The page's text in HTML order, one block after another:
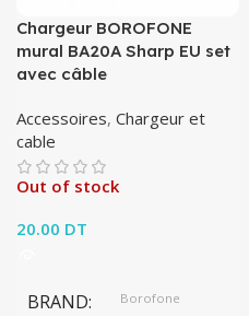
Chargeur BOROFONE
mural BA20A Sharp EU set
avec câble
Accessoires, Chargeur et
cable
Out of stock
20.00 DT
BRAND Borofone